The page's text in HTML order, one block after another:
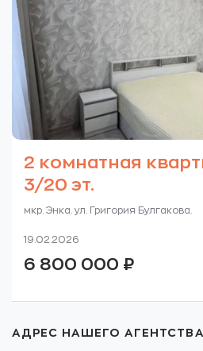
2 комнатная
3/20 эт.
мкр. Энка. ул. Григория Булгакова.
19.02.2026
6 800 000 ₽
АДРЕС НАШЕГО АГЕНТСТВА